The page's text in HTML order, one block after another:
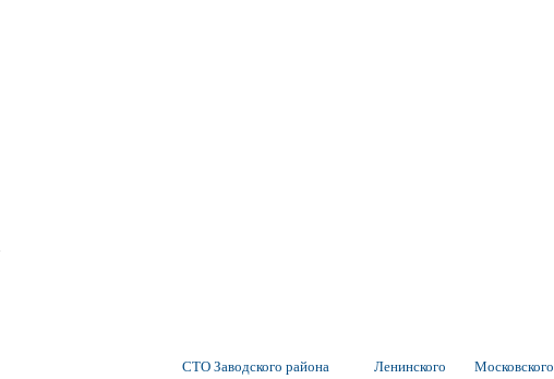
СТО Заводского района Ленинского Московского